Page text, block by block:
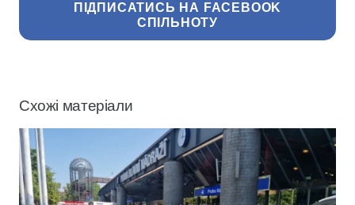
ПІДПИСАТИСЬ НА FACEBOOK
СПІЛЬНОТУ
Схожі матеріали